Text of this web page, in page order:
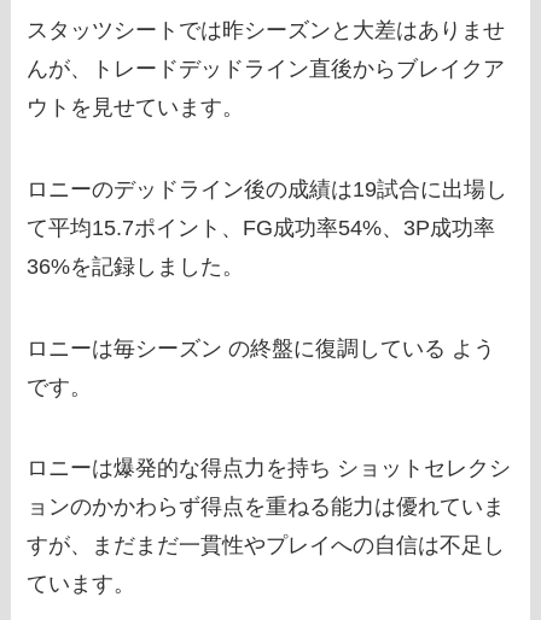
スタッツシートでは昨シーズンと大差はありませ
んが、トレードデッドライン直後からブレイクア
ウトを見せています。
ロニーのデッドライン後の成績は19試合に出場し
て平均15.7ポイント、FG成功率54%、3P成功率
36%を記録しました。
ロニーは毎シーズン の終盤に復調している よう
です。
ロニーは爆発的な得点力を持ち ショットセレクシ
ョンのかかわらず得点を重ねる能力は優れていま
すが、まだまだ一貫性やプレイへの自信は不足し
ています。